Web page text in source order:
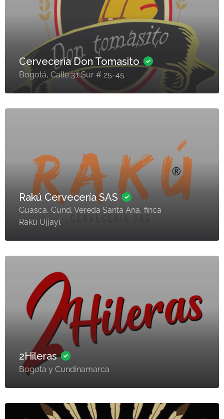
Cervecería Don Tomasito
Bogotá, Calle 31 Sur # 25-45
Rakú Cervecería SAS
Guasca, Cund. Vereda Santa Ana, finca
Rakú Ujjayi.
2Hileras
Bogota y Cundinamarca